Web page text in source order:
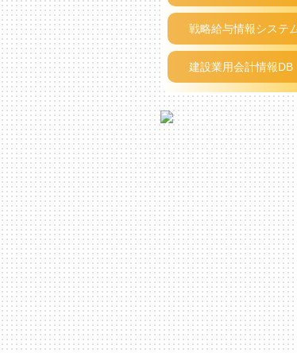
戦略給与情報システ
建設業用会計情報DB